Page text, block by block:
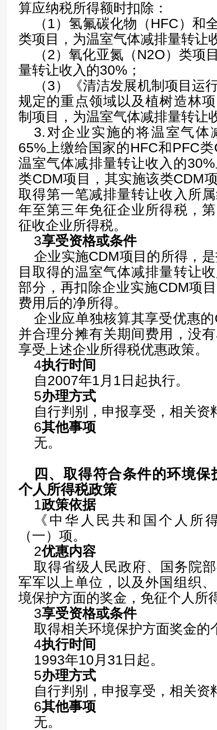
算应纳税所得额时扣除：
（1）氢氟碳化物（HFC）和
类项目，为温室气体减排量转让
（2）氧化亚氮（N2O）类项
量转让收入的30%；
（3）《清洁发展机制项目运
规定的重点领域以及植树造林
制项目，为温室气体减排量转让
3.对企业实施的将温室气体
65%上缴给国家的HFC和PFC
温室气体减排量转让收入的
类CDM项目，其实施该类CDM
取得第一笔减排量转让收入所
年至第三年免征企业所得税，
征收企业所得税。
3享受资格或条件
企业实施CDM项目的所得，
目取得的温室气体减排量转让
部分，再扣除企业实施CDM项
费用后的净所得。
企业应单独核算其享受优惠
并合理分摊有关期间费用，没
享受上述企业所得税优惠政策。
4执行时间
自2007年1月1日起执行。
5办理方式
自行判别，申报享受，相关资
6其他事项
无。
四、取得符合条件的环境
个人所得税政策
1政策依据
《中华人民共和国个人所
（一）项。
2优惠内容
取得省级人民政府、国务院
军军以上单位，以及外国组织
境保护方面的奖金，免征个人所
3享受资格或条件
取得相关环境保护方面奖金的
4执行时间
1993年10月31日起。
5办理方式
自行判别，申报享受，相关资
6其他事项
无。